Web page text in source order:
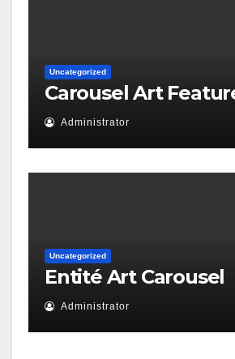
Uncategorized
Carousel Art
Administrator
Uncategorized
Entité Art Carousel
Administrator